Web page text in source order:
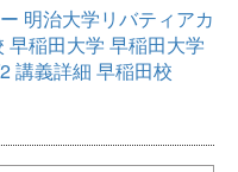
明治大学リバティアカ
早稲田大学 早稲田大学
講義詳細 早稲田校